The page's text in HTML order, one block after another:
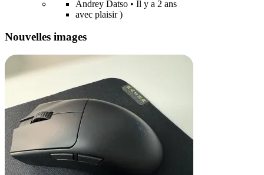
Andrey Datso • Il y a 2 ans
avec plaisir )
Nouvelles images